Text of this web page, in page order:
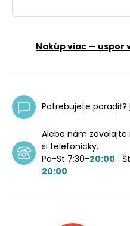
Nakúp viac — uspor
Potrebujete poradiť?
Alebo nám zavolajte
si telefonicky.
Po-St 7:30-20:00 |
20:00